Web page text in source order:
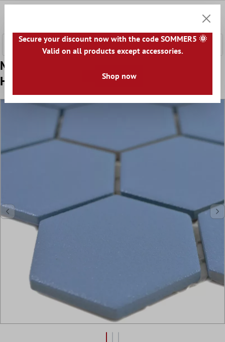
Model din Mozaic Ceramic Bismarck R10B
Hexagon Albastru H51
Secure your discount now with the code SOMMER5 🌞
Valid on all products except accessories.
Shop now